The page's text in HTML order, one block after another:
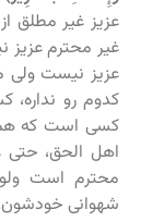
عزیز غیر مطلق
غیر محترم
عزیز نیست
کدوم رو
کسی است که هم
اهل الحق، حتی
محترم است
شهوانی